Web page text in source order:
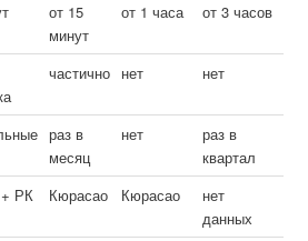
от 15
минут
от 1 часа от 3 часов
частично нет нет
раз в
месяц
нет
раз в
квартал
РК Кюрасао Кюрасао
нет
данных